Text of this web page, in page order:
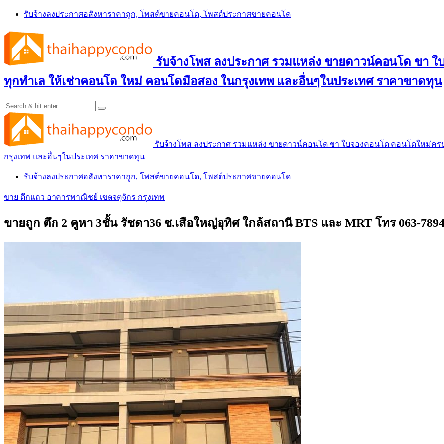
Skip
content
รับจ้างลงประกาศอสังหาราคาถูก, โพสต์ขายคอนโด, โพสต์ประกาศขายคอนโด
รับจ้างโพส ลงประกาศ รวมแหล่ง ขายดาวน์คอนโด ขา
ทุกทำเล ให้เช่าคอนโด ใหม่ คอนโดมือสอง ในกรุงเทพ และอื่นๆในประเทศ ราคาขาดทุน
รับจ้างโพส ลงประกาศ รวมแหล่ง ขายดาวน์คอนโด ขา ใบจองคอนโด คอนโดใหม่ค
กรุงเทพ และอื่นๆในประเทศ ราคาขาดทุน
รับจ้างลงประกาศอสังหาราคาถูก, โพสต์ขายคอนโด, โพสต์ประกาศขายคอนโด
ขาย ตึกแถว อาคารพาณิชย์ เขตจตุจักร กรุงเทพ
ขายถูก ตึก 2 คูหา 3ชั้น รัชดา36 ซ.เสือใหญ่อุทิศ ใกล้สถานี BTS และ MRT โทร 063-